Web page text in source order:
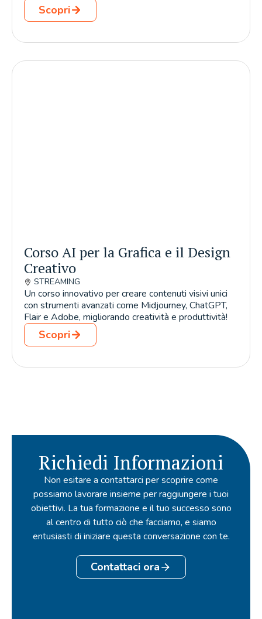
Scopri
Corso AI per la Grafica e il Design
Creativo
STREAMING
Un corso innovativo per creare contenuti visivi unici
con strumenti avanzati come Midjourney, ChatGPT,
Flair e Adobe, migliorando creatività e produttività!
Scopri
Richiedi Informazioni
Non esitare a contattarci per scoprire come
possiamo lavorare insieme per raggiungere i tuoi
obiettivi. La tua formazione e il tuo successo sono
al centro di tutto ciò che facciamo, e siamo
entusiasti di iniziare questa conversazione con te.
Contattaci ora